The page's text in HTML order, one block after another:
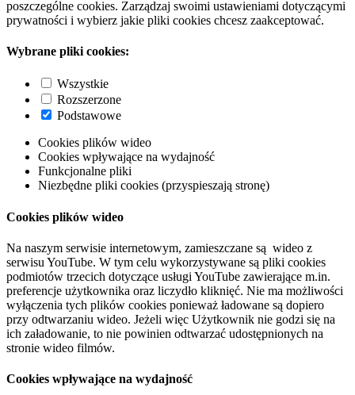
poszczególne cookies. Zarządzaj swoimi ustawieniami dotyczącymi
prywatności i wybierz jakie pliki cookies chcesz zaakceptować.
Wybrane pliki cookies:
Wszystkie
Rozszerzone
Podstawowe
Cookies plików wideo
Cookies wpływające na wydajność
Funkcjonalne pliki
Niezbędne pliki cookies (przyspieszają stronę)
Cookies plików wideo
Na naszym serwisie internetowym, zamieszczane są wideo z
serwisu YouTube. W tym celu wykorzystywane są pliki cookies
podmiotów trzecich dotyczące usługi YouTube zawierające m.in.
preferencje użytkownika oraz liczydło kliknięć. Nie ma możliwości
wyłączenia tych plików cookies ponieważ ładowane są dopiero
przy odtwarzaniu wideo. Jeżeli więc Użytkownik nie godzi się na
ich załadowanie, to nie powinien odtwarzać udostępnionych na
stronie wideo filmów.
Cookies wpływające na wydajność